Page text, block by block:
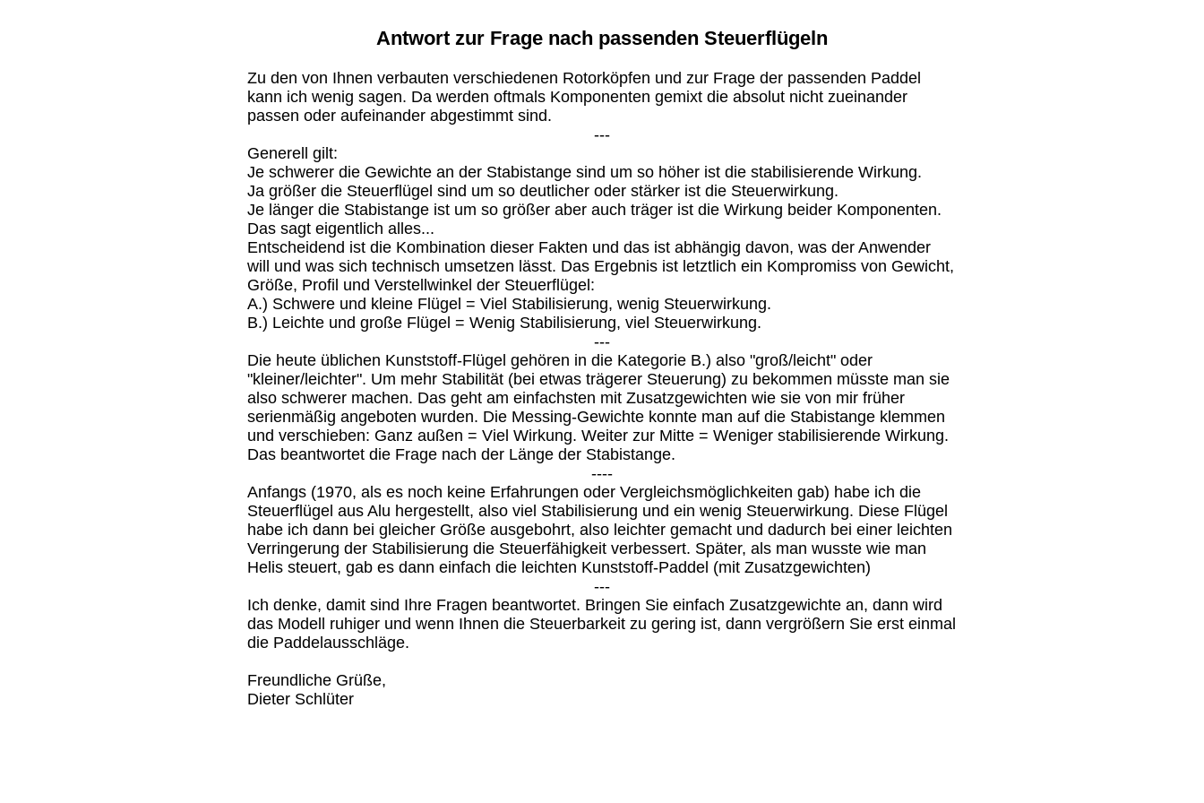
Antwort zur Frage nach passenden Steuerflügeln
Zu den von Ihnen verbauten verschiedenen Rotorköpfen und zur Frage der passenden Paddel
kann ich wenig sagen. Da werden oftmals Komponenten gemixt die absolut nicht zueinander
passen oder aufeinander abgestimmt sind.
---
Generell gilt:
Je schwerer die Gewichte an der Stabistange sind um so höher ist die stabilisierende Wirkung.
Ja größer die Steuerflügel sind um so deutlicher oder stärker ist die Steuerwirkung.
Je länger die Stabistange ist um so größer aber auch träger ist die Wirkung beider Komponenten.
Das sagt eigentlich alles...
Entscheidend ist die Kombination dieser Fakten und das ist abhängig davon, was der Anwender
will und was sich technisch umsetzen lässt. Das Ergebnis ist letztlich ein Kompromiss von Gewicht,
Größe, Profil und Verstellwinkel der Steuerflügel:
A.) Schwere und kleine Flügel = Viel Stabilisierung, wenig Steuerwirkung.
B.) Leichte und große Flügel = Wenig Stabilisierung, viel Steuerwirkung.
---
Die heute üblichen Kunststoff-Flügel gehören in die Kategorie B.) also "groß/leicht" oder
"kleiner/leichter". Um mehr Stabilität (bei etwas trägerer Steuerung) zu bekommen müsste man sie
also schwerer machen. Das geht am einfachsten mit Zusatzgewichten wie sie von mir früher
serienmäßig angeboten wurden. Die Messing-Gewichte konnte man auf die Stabistange klemmen
und verschieben: Ganz außen = Viel Wirkung. Weiter zur Mitte = Weniger stabilisierende Wirkung.
Das beantwortet die Frage nach der Länge der Stabistange.
----
Anfangs (1970, als es noch keine Erfahrungen oder Vergleichsmöglichkeiten gab) habe ich die
Steuerflügel aus Alu hergestellt, also viel Stabilisierung und ein wenig Steuerwirkung. Diese Flügel
habe ich dann bei gleicher Größe ausgebohrt, also leichter gemacht und dadurch bei einer leichten
Verringerung der Stabilisierung die Steuerfähigkeit verbessert. Später, als man wusste wie man
Helis steuert, gab es dann einfach die leichten Kunststoff-Paddel (mit Zusatzgewichten)
---
Ich denke, damit sind Ihre Fragen beantwortet. Bringen Sie einfach Zusatzgewichte an, dann wird
das Modell ruhiger und wenn Ihnen die Steuerbarkeit zu gering ist, dann vergrößern Sie erst einmal
die Paddelausschläge.
Freundliche Grüße,
Dieter Schlüter